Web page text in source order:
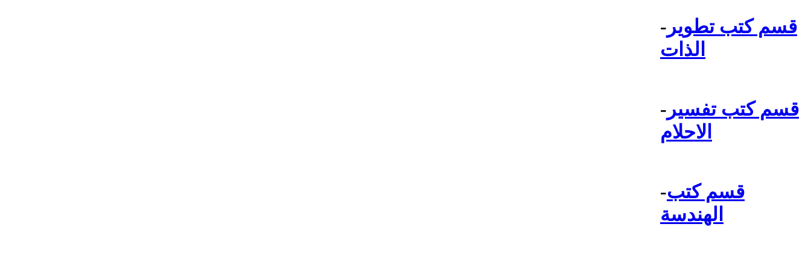
- قسم كتب تطوير
الذات
- قسم كتب تفسير
الاحلام
-قسم كتب
الهندسة